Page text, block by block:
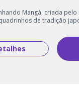
Mangá, criada
de tradição